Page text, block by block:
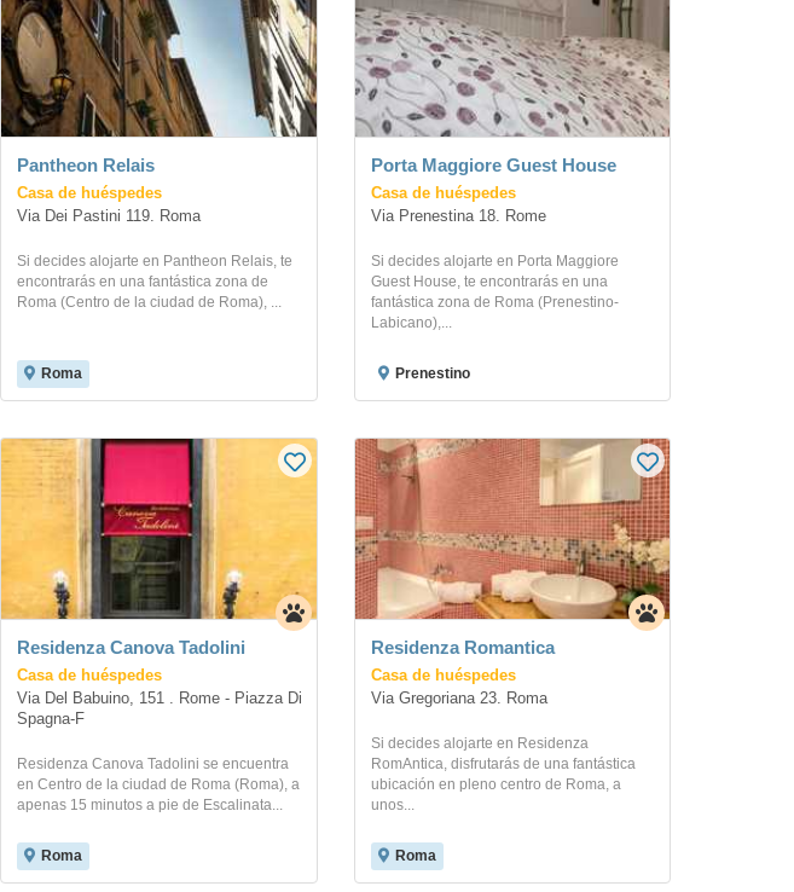
Pantheon Relais
Casa de huéspedes
Via Dei Pastini 119. Roma
Si decides alojarte en Pantheon Relais, te
encontrarás en una fantástica zona de
Roma (Centro de la ciudad de Roma), ...
Roma
Porta Maggiore Guest House
Casa de huéspedes
Via Prenestina 18. Rome
Si decides alojarte en Porta Maggiore
Guest House, te encontrarás en una
fantástica zona de Roma (Prenestino-
Labicano),...
Prenestino
Residenza Canova Tadolini
Casa de huéspedes
Via Del Babuino, 151 . Rome - Piazza Di
Spagna-F
Residenza Canova Tadolini se encuentra
en Centro de la ciudad de Roma (Roma), a
apenas 15 minutos a pie de Escalinata...
Roma
Residenza Romantica
Casa de huéspedes
Via Gregoriana 23. Roma
Si decides alojarte en Residenza
RomAntica, disfrutarás de una fantástica
ubicación en pleno centro de Roma, a
unos...
Roma